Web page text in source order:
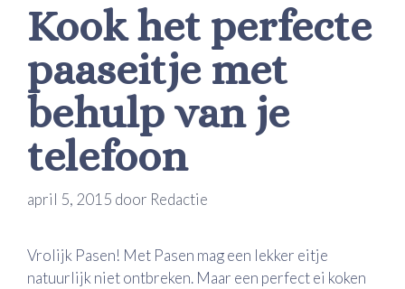
Kook het perfecte
paaseitje met
behulp van je
telefoon
april 5, 2015 door Redactie
Vrolijk Pasen! Met Pasen mag een lekker eitje
natuurlijk niet ontbreken. Maar een perfect ei koken